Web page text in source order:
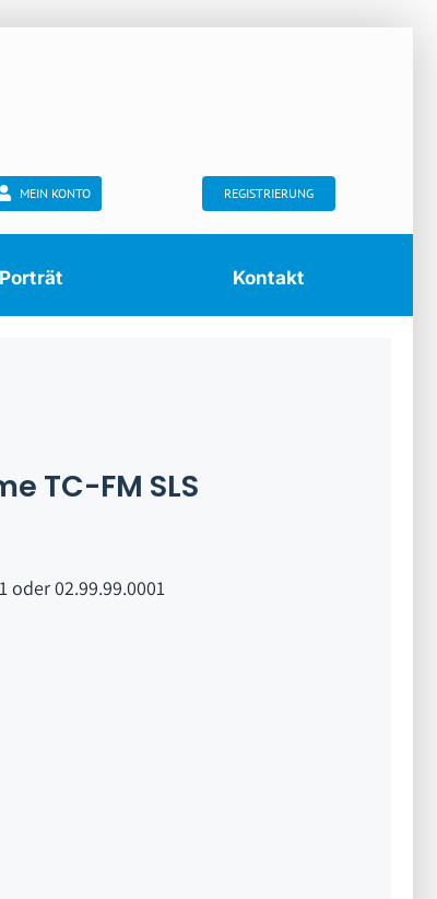
MEIN KONTO REGISTRIERUNG
Porträt Kontakt
TC-FM SLS
oder 02.99.99.0001